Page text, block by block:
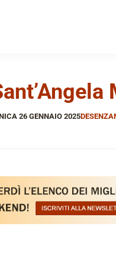
26 GENNAIO 2025